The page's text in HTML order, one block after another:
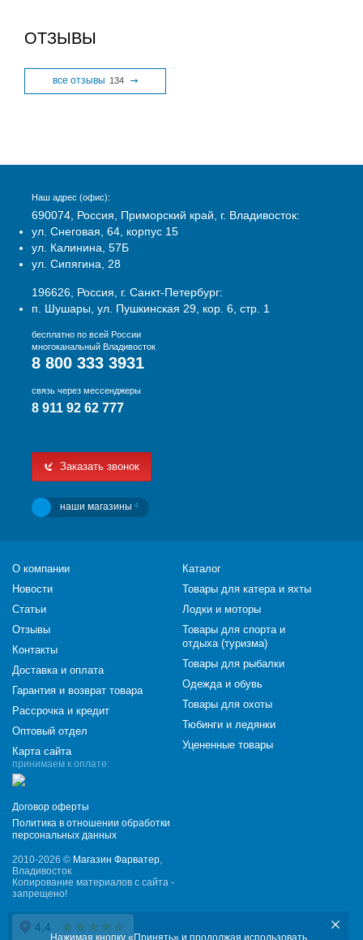
ОТЗЫВЫ
все отзывы 134
Наш адрес (офис):
690074, Россия, Приморский край, г. Владивосток:
ул. Снеговая, 64, корпус 15
ул. Калинина, 57Б
ул. Сипягина, 28
196626, Россия, г. Санкт-Петербург:
п. Шушары, ул. Пушкинская 29, кор. 6, стр. 1
бесплатно по всей России
многоканальный Владивосток
8 800 333 3931
связь через мессенджеры
8 911 92 62 777
Заказать звонок
наши магазины 4
принимаем к оплате:
Договор оферты
Политика в отношении обработки
персональных данных
2010-2026 © Магазин Фарватер,
Владивосток
Копирование материалов с сайта -
запрещено!
О компании
Новости
Статьи
Отзывы
Контакты
Доставка и оплата
Гарантия и возврат товара
Рассрочка и кредит
Оптовый отдел
Карта сайта
Каталог
Товары для катера и яхты
Лодки и моторы
Товары для спорта и
отдыха (туризма)
Товары для рыбалки
Одежда и обувь
Товары для охоты
Тюбинги и ледянки
Уцененные товары
Нажимая кнопку «Принять» и продолжая использовать